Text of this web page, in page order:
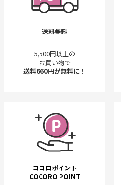
送料無料
5,500円以上の
お買い物で
送料660円が無料に！
ココロポイント
COCORO POINT